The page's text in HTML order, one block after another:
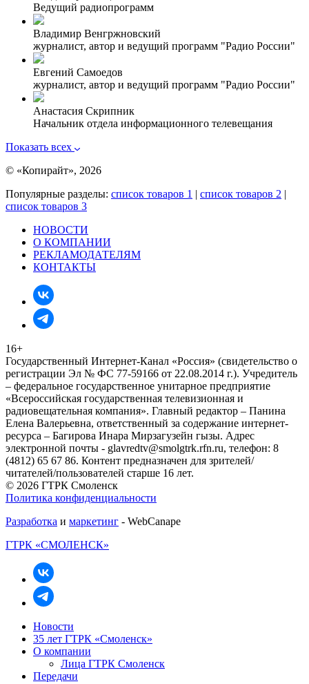
Ведущий радиопрограмм
Владимир Венгржновский
журналист, автор и ведущий программ "Радио России"
Евгений Самоедов
журналист, автор и ведущий программ "Радио России"
Анастасия Скрипник
Начальник отдела информационного телевещания
Показать всех
© «Копирайт», 2026
Популярные разделы: список товаров 1 | список товаров 2 |
список товаров 3
НОВОСТИ
О КОМПАНИИ
РЕКЛАМОДАТЕЛЯМ
КОНТАКТЫ
16+
Государственный Интернет-Канал «Россия» (свидетельство о
регистрации Эл № ФС 77-59166 от 22.08.2014 г.). Учредитель
– федеральное государственное унитарное предприятие
«Всероссийская государственная телевизионная и
радиовещательная компания». Главный редактор – Панина
Елена Валерьевна, ответственный за содержание интернет-
ресурса – Багирова Инара Мирзагузейн гызы. Адрес
электронной почты - glavredtv@smolgtrk.rfn.ru, телефон: 8
(4812) 65 67 86. Контент предназначен для зрителей/
читателей/пользователей старше 16 лет.
© 2026 ГТРК Смоленск
Политика конфиденциальности
Разработка и маркетинг - WebCanape
ГТРК «СМОЛЕНСК»
Новости
35 лет ГТРК «Смоленск»
О компании
Лица ГТРК Смоленск
Передачи